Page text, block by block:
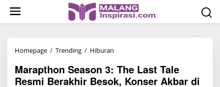
Homepage / Trending / Hiburan
a
Marapthon Season 3: The Last Tale
Resmi Berakhir Besok, Konser Akbar di